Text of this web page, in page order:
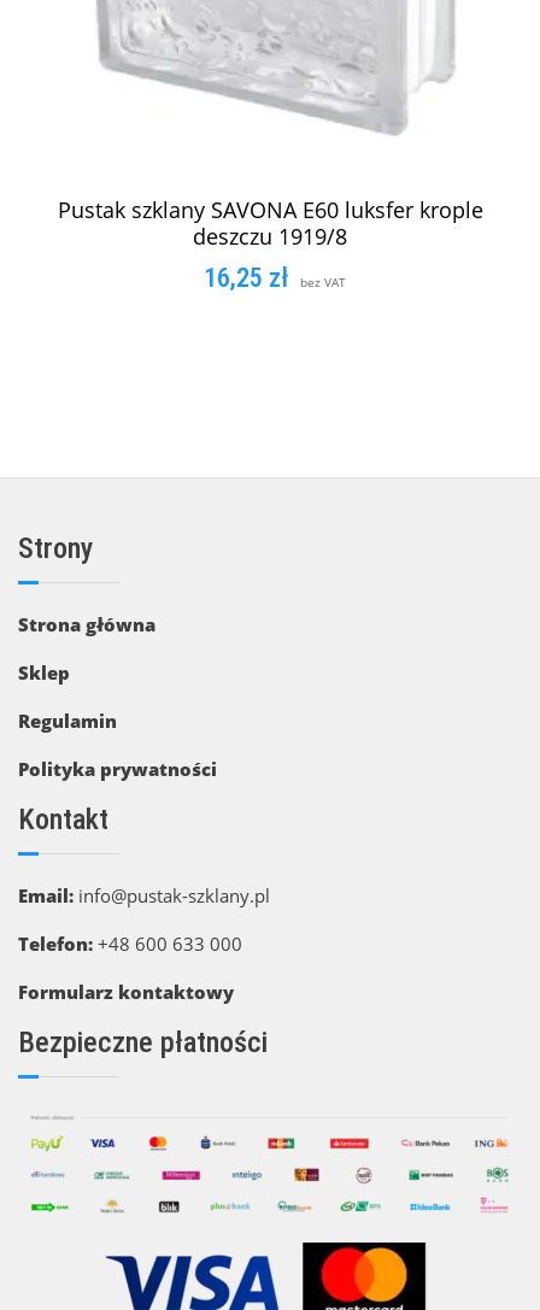
Pustak szklany SAVONA E60 luksfer krople
deszczu 1919/8
16,25 zł bez VAT
Strony
Strona główna
Sklep
Regulamin
Polityka prywatności
Kontakt
Email: info@pustak-szklany.pl
Telefon: +48 600 633 000
Formularz kontaktowy
Bezpieczne płatności